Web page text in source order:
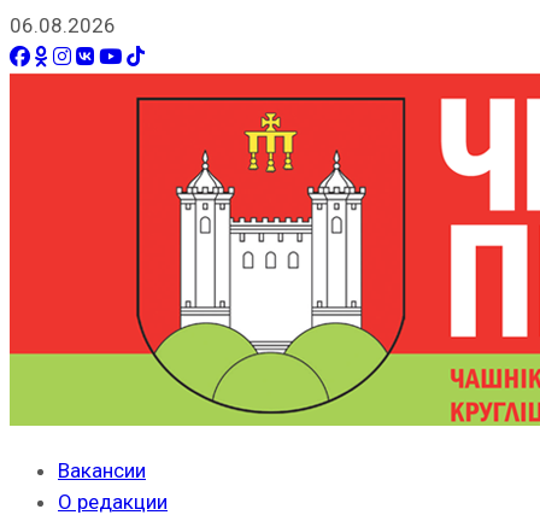
06.08.2026
Вакансии
О редакции